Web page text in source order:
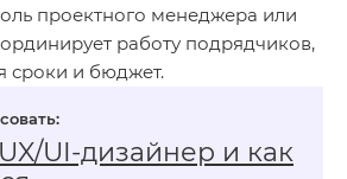
проектного менеджера или
работу подрядчиков,
сроки и бюджет.
UI‑дизайнер и как